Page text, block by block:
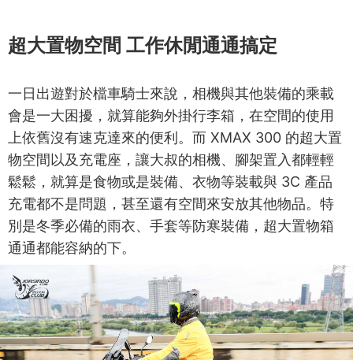
超大置物空間 工作休閒通通搞定
一日出遊對於檔車騎士來說，相機與其他裝備的乘載
會是一大困擾，就算能夠外掛行李箱，在空間的使用
上依舊沒有速克達來的便利。而 XMAX 300 的超大置
物空間以及充電座，讓大叔的相機、腳架置入都輕輕
鬆鬆，就算是食物或是裝備、衣物等裝載與 3C 產品
充電都不是問題，甚至還有空間來安放其他物品。特
別是冬季必備的雨衣、手套等防寒裝備，超大置物箱
通通都能容納的下。